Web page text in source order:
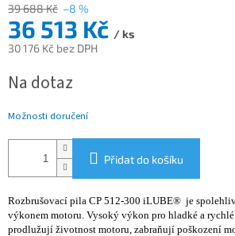
39 688 Kč –8 %
36 513 Kč / ks
30 176 Kč bez DPH
cena:
Na dotaz
Možnosti doručení
Přidat do košíku
Rozbrušovací pila CP 512-300 iLUBE® je
výkonem motoru. Vysoký výkon pro hladké a
prodlužují životnost motoru, zabraňují poškození